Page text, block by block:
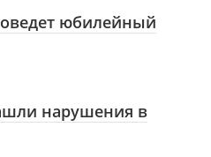
юбилейный
нарушения в